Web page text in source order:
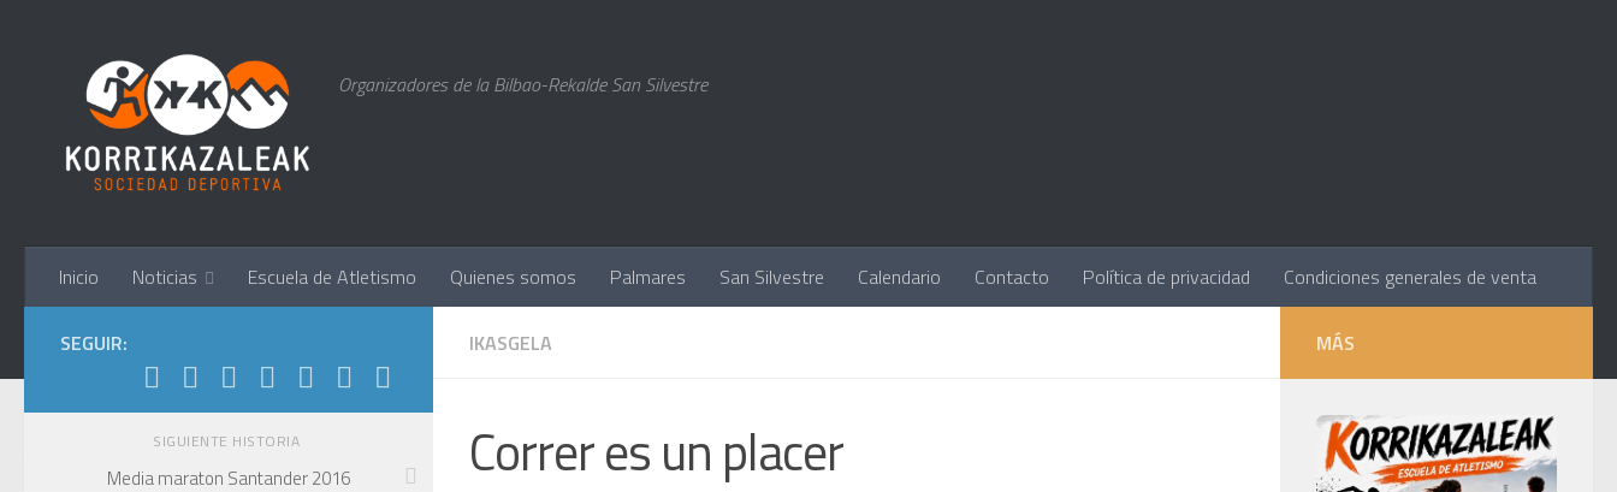
Organizadores de la Bilbao-Rekalde San Silvestre
Inicio Noticias Escuela de Atletismo Quienes somos Palmares San Silvestre Calendario Contacto Política de privacidad Condiciones generales de venta
IKASGELA
Correr es un placer
SEGUIR:
SIGUIENTE HISTORIA
Media maraton Santander 2016
MÁS